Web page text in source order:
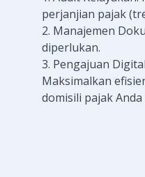
perjanjian pajak
2. Manajemen
diperlukan.
3. Pengajuan
Maksimalkan
domisili pajak